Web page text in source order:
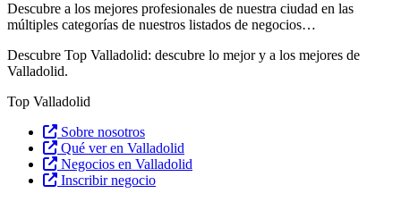
Descubre a los mejores profesionales de nuestra ciudad en las
múltiples categorías de nuestros listados de negocios…
Descubre Top Valladolid: descubre lo mejor y a los mejores de
Valladolid.
Top Valladolid
Sobre nosotros
Qué ver en Valladolid
Negocios en Valladolid
Inscribir negocio